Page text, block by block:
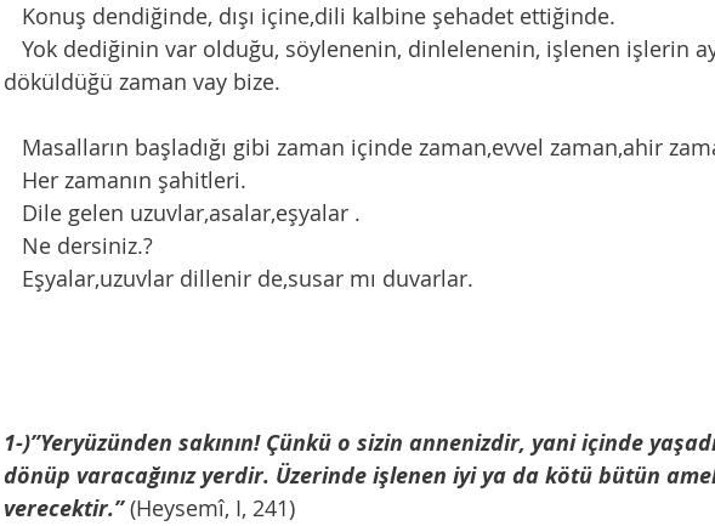
   Konuş dendiğinde, dışı içine,dili kalbine şehadet ettiğinde.
döküldüğü zaman vay bize.
Masalların başladığı gibi zaman içinde zaman,evvel zaman,ahir
   Her zamanın şahitleri.
   Dile gelen uzuvlar,asalar,eşyalar .
   Ne dersiniz.?
   Eşyalar,uzuvlar dillenir de,susar mı duvarlar.
1-)”Yeryüzünden sakının! Çünkü o sizin annenizdir, yani içinde
dönüp varacağınız yerdir. Üzerinde işlenen iyi ya da kötü bütün
verecektir.” (Heysemî, I, 241)